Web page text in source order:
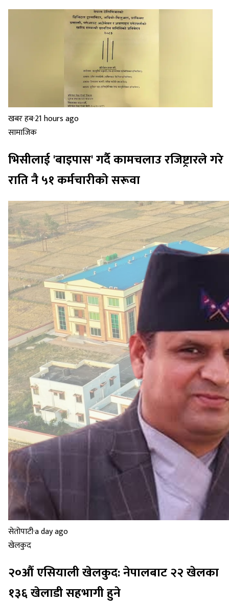
खबर हब·21 hours ago
सामाजिक
भिसीलाई 'बाइपास' गर्दै कामचलाउ रजिष्ट्रारले गरे
राति नै ५१ कर्मचारीको सरूवा
सेतोपाटी·a day ago
खेलकुद
२०औं एसियाली खेलकुद: नेपालबाट २२ खेलका
१३६ खेलाडी सहभागी हुने